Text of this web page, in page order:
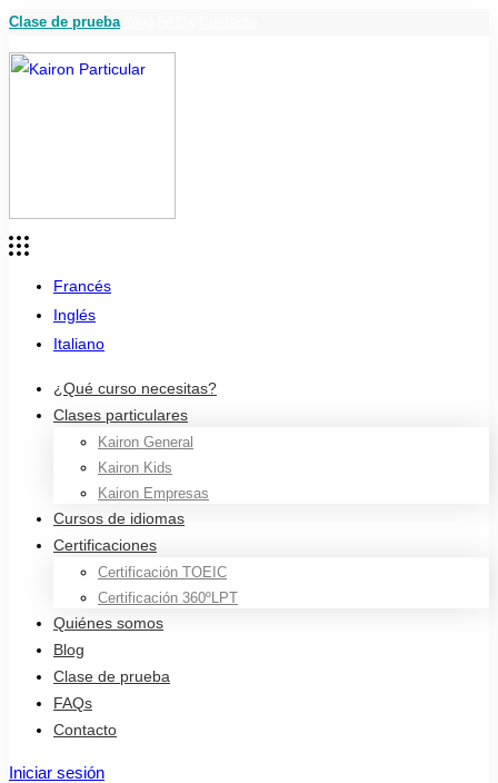
Clase de prueba
Francés
Inglés
Italiano
¿Qué curso necesitas?
Clases particulares
Kairon General
Kairon Kids
Kairon Empresas
Cursos de idiomas
Certificaciones
Certificación TOEIC
Certificación 360ºLPT
Quiénes somos
Blog
Clase de prueba
FAQs
Contacto
Iniciar sesión